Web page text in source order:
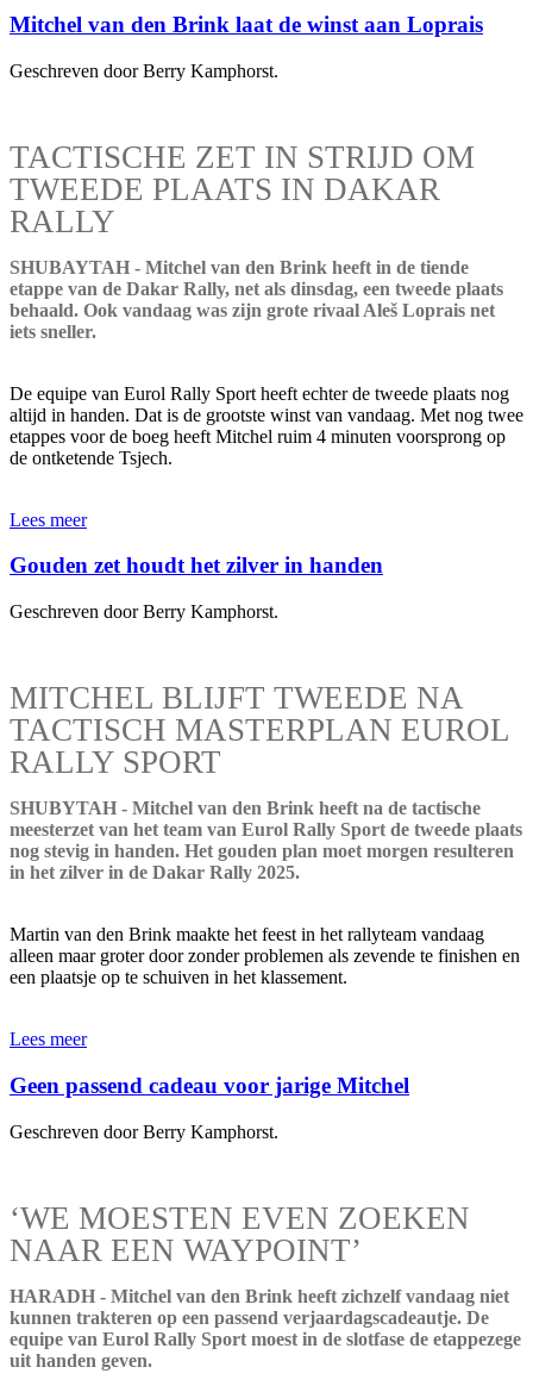
Mitchel van den Brink laat de winst aan Loprais
Geschreven door Berry Kamphorst.
TACTISCHE ZET IN STRIJD OM
TWEEDE PLAATS IN DAKAR
RALLY
SHUBAYTAH - Mitchel van den Brink heeft in de tiende
etappe van de Dakar Rally, net als dinsdag, een tweede plaats
behaald. Ook vandaag was zijn grote rivaal Aleš Loprais net
iets sneller.
De equipe van Eurol Rally Sport heeft echter de tweede plaats nog
altijd in handen. Dat is de grootste winst van vandaag. Met nog twee
etappes voor de boeg heeft Mitchel ruim 4 minuten voorsprong op
de ontketende Tsjech.
Lees meer
Gouden zet houdt het zilver in handen
Geschreven door Berry Kamphorst.
MITCHEL BLIJFT TWEEDE NA
TACTISCH MASTERPLAN EUROL
RALLY SPORT
SHUBYTAH - Mitchel van den Brink heeft na de tactische
meesterzet van het team van Eurol Rally Sport de tweede plaats
nog stevig in handen. Het gouden plan moet morgen resulteren
in het zilver in de Dakar Rally 2025.
Martin van den Brink maakte het feest in het rallyteam vandaag
alleen maar groter door zonder problemen als zevende te finishen en
een plaatsje op te schuiven in het klassement.
Lees meer
Geen passend cadeau voor jarige Mitchel
Geschreven door Berry Kamphorst.
‘WE MOESTEN EVEN ZOEKEN
NAAR EEN WAYPOINT’
HARADH - Mitchel van den Brink heeft zichzelf vandaag niet
kunnen trakteren op een passend verjaardagscadeautje. De
equipe van Eurol Rally Sport moest in de slotfase de etappezege
uit handen geven.